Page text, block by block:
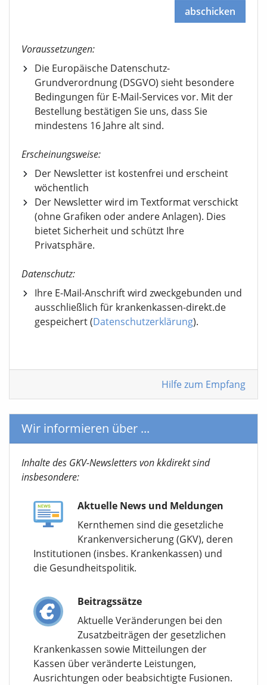
abschicken
Voraussetzungen:
Die Europäische Datenschutz-
Grundverordnung (DSGVO) sieht besondere
Bedingungen für E-Mail-Services vor. Mit der
Bestellung bestätigen Sie uns, dass Sie
mindestens 16 Jahre alt sind.
Erscheinungsweise:
Der Newsletter ist kostenfrei und erscheint
wöchentlich
Der Newsletter wird im Textformat verschickt
(ohne Grafiken oder andere Anlagen). Dies
bietet Sicherheit und schützt Ihre
Privatsphäre.
Datenschutz:
Ihre E-Mail-Anschrift wird zweckgebunden und
ausschließlich für krankenkassen-direkt.de
gespeichert (Datenschutzerklärung).
Hilfe zum Empfang
Wir informieren über ...
Inhalte des GKV-Newsletters von kkdirekt sind
insbesondere:
Aktuelle News und Meldungen
Kernthemen sind die gesetzliche
Krankenversicherung (GKV), deren
Institutionen (insbes. Krankenkassen) und
die Gesundheitspolitik.
Beitragssätze
Aktuelle Veränderungen bei den
Zusatzbeiträgen der gesetzlichen
Krankenkassen sowie Mitteilungen der
Kassen über veränderte Leistungen,
Ausrichtungen oder beabsichtigte Fusionen.